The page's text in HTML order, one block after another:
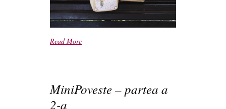
Read More
MiniPoveste – partea a
2-a